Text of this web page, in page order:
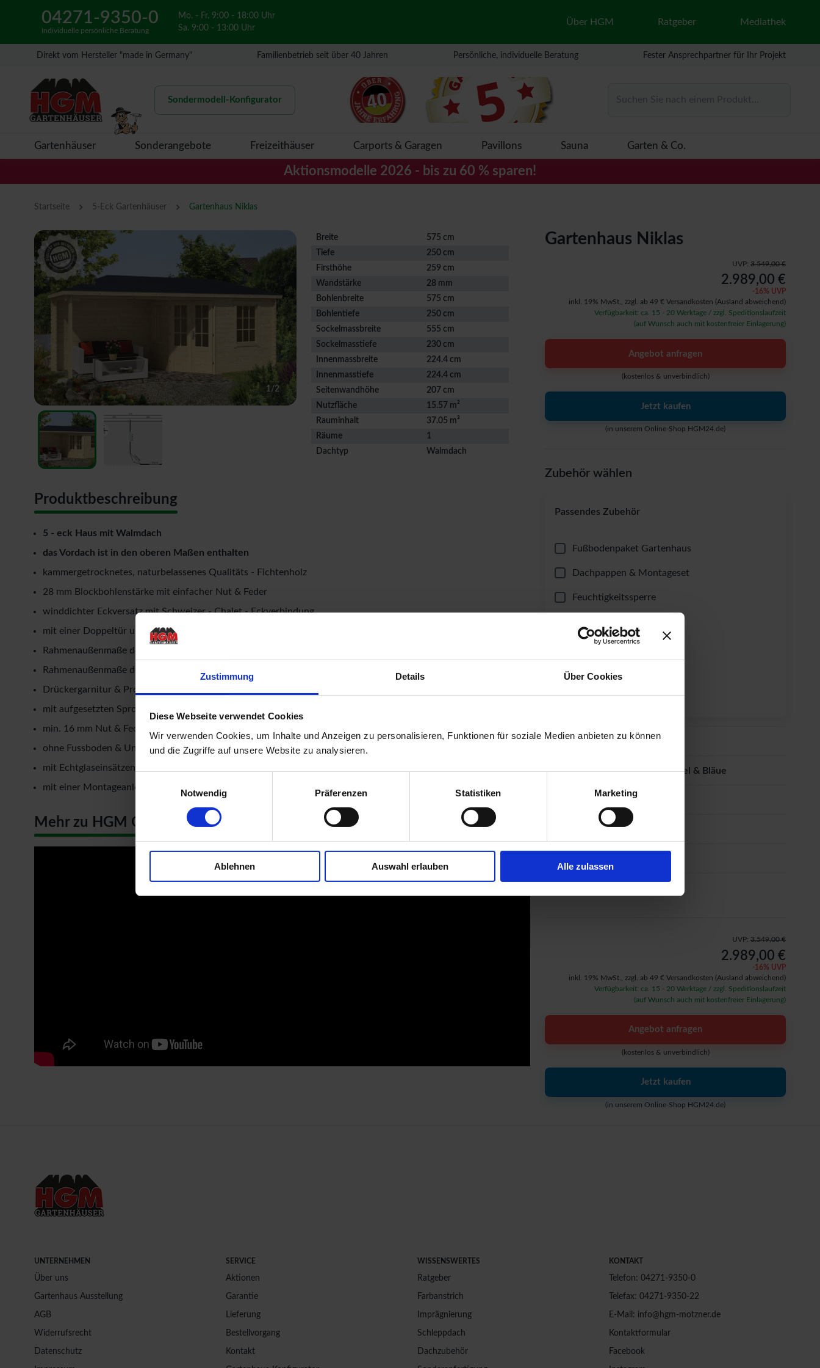
Zustimmung Details Über Cookies
Diese Webseite verwendet Cookies
Wir verwenden Cookies, um Inhalte und Anzeigen zu personalisieren, Funktionen für soziale Medien anbieten zu können
und die Zugriffe auf unsere Website zu analysieren.
Notwendig
Präferenzen Statistiken Marketing
Ablehnen Auswahl erlauben Alle zulassen
04271-9350-0
Individuelle persönliche Beratung
Mo. - Fr. 9:00 - 18:00 Uhr
Sa. 9:00 - 13:00 Uhr
Über HGM Ratgeber Mediathek
Direkt vom Hersteller "made in Germany" Familienbetrieb seit über 40 Jahren Persönliche, individuelle Beratung Fester Ansprechpartner für Ihr Projekt
Sondermodell-Konfigurator Suchen Sie nach einem Produkt...
Gartenhäuser Sonderangebote Freizeithäuser Carports & Garagen Pavillons Sauna Garten & Co.
Aktionsmodelle 2026 - bis zu 60 % sparen!
Startseite › 5-Eck Gartenhäuser › Gartenhaus Niklas
1/2
Breite
575 cm
Tiefe
250 cm
Firsthöhe
259 cm
Wandstärke
28 mm
Bohlenbreite
575 cm
Bohlentiefe
250 cm
Sockelmassbreite
555 cm
Sockelmasstiefe
230 cm
Innenmassbreite
224.4 cm
Innenmasstiefe
224.4 cm
Seitenwandhöhe
207 cm
Nutzfläche
15.57 m²
Rauminhalt
37.05 m³
Räume
1
Dachtyp
Walmdach
Produktbeschreibung
5 - eck Haus mit Walmdach
das Vordach ist in den oberen Maßen enthalten
kammergetrocknetes, naturbelassenes Qualitäts - Fichtenholz
28 mm Blockbohlenstärke mit einfacher Nut & Feder
winddichter Eckversatz mit Schweizer - Chalet - Eckverbindung
mit einer Doppeltür und zwei Ausstell - Einzelfenster
Rahmenaußenmaße der Tür: Breite: 1,20 mtr. x Höhe: 1,88 mtr.
Rahmenaußenmaße der Fenster: Breite: 0,77 mtr. x Höhe: 1,12 mtr.
Drückergarnitur & Profilzylinderschloss für die Tür
mit aufgesetzten Sprossen an den Glasscheiben
min. 16 mm Nut & Feder Holz für Dachbereich
ohne Fussboden & Unterkonstruktion
mit Echtglaseinsätzen als kostenlose Beigabe
mit einer Montageanleitung
Mehr zu HGM Gartenhäuser
Gartenhaus Niklas
UVP: 3.549,00 €
2.989,00 €
-16% UVP
inkl. 19% MwSt., zzgl. ab 49 € Versandkosten (Ausland abweichend)
Verfügbarkeit: ca. 15 - 20 Werktage / zzgl. Speditionslaufzeit
(auf Wunsch auch mit kostenfreier Einlagerung)
Angebot anfragen
(kostenlos & unverbindlich)
Jetzt kaufen
(in unserem Online-Shop HGM24.de)
Zubehör wählen
Passendes Zubehör
Fußbodenpaket Gartenhaus
Dachpappen & Montageset
Feuchtigkeitssperre
Windsicherung
Fundament-Winkel
Lüftungsgitter
Dacheindeckung
Imprägnierung gegen Schimmel & Bläue
Sonderausstattung
UVP: 3.549,00 €
2.989,00 €
-16% UVP
inkl. 19% MwSt., zzgl. ab 49 € Versandkosten (Ausland abweichend)
Verfügbarkeit: ca. 15 - 20 Werktage / zzgl. Speditionslaufzeit
(auf Wunsch auch mit kostenfreier Einlagerung)
Angebot anfragen
(kostenlos & unverbindlich)
Jetzt kaufen
(in unserem Online-Shop HGM24.de)
UNTERNEHMEN
Über uns
Gartenhaus Ausstellung
AGB
Widerrufsrecht
Datenschutz
SERVICE
Aktionen
Garantie
Lieferung
Bestellvorgang
Kontakt
WISSENSWERTES
Ratgeber
Farbanstrich
Imprägnierung
Schleppdach
Dachzubehör
KONTAKT
Telefon: 04271-9350-0
Telefax: 04271-9350-22
E-Mail: info@hgm-motzner.de
Kontaktformular
Facebook